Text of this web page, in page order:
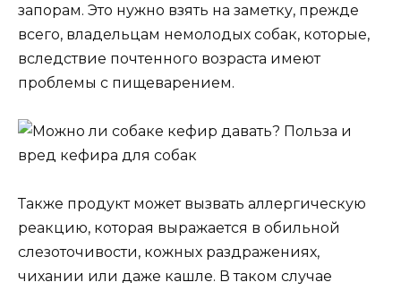
запорам. Это нужно взять на заметку, прежде
всего, владельцам немолодых собак, которые,
вследствие почтенного возраста имеют
проблемы с пищеварением.
Также продукт может вызвать аллергическую
реакцию, которая выражается в обильной
слезоточивости, кожных раздражениях,
чихании или даже кашле. В таком случае